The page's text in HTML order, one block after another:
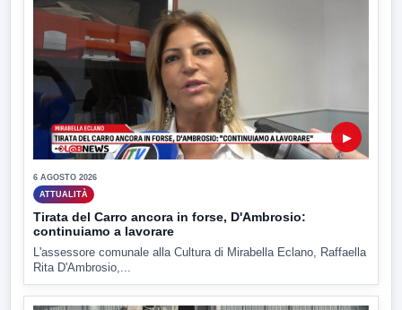
▶
6 AGOSTO 2026
ATTUALITÀ
Tirata del Carro ancora in forse, D'Ambrosio:
continuiamo a lavorare
L'assessore comunale alla Cultura di Mirabella Eclano, Raffaella
Rita D'Ambrosio,...